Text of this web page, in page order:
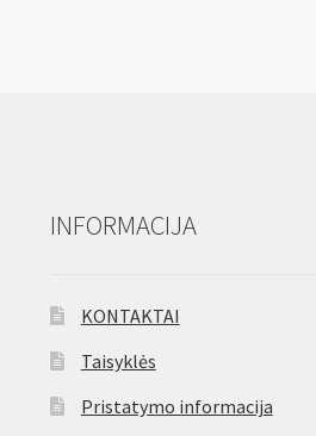
INFORMACIJA
KONTAKTAI
Taisyklės
Pristatymo informacija